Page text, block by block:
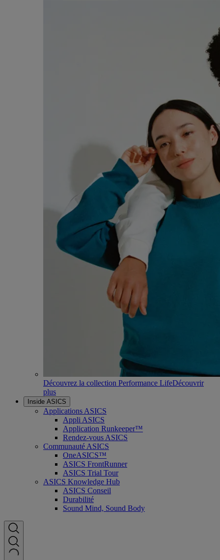
Découvrez la collection Performance LifeDécouvrir
plus
Inside ASICS
Applications ASICS
Appli ASICS
Application Runkeeper™
Rendez-vous ASICS
Communauté ASICS
OneASICS™
ASICS FrontRunner
ASICS Trial Tour
ASICS Knowledge Hub
ASICS Conseil
Durabilité
Sound Mind, Sound Body